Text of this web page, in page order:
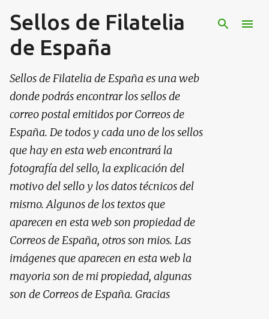
Ir al contenido principal
Sellos de Filatelia
de España
Sellos de Filatelia de España es una web
donde podrás encontrar los sellos de
correo postal emitidos por Correos de
España. De todos y cada uno de los sellos
que hay en esta web encontrará la
fotografía del sello, la explicación del
motivo del sello y los datos técnicos del
mismo. Algunos de los textos que
aparecen en esta web son propiedad de
Correos de España, otros son mios. Las
imágenes que aparecen en esta web la
mayoria son de mi propiedad, algunas
son de Correos de España. Gracias